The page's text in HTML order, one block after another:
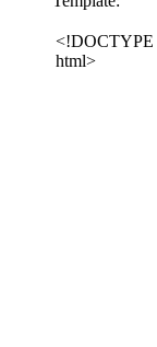
<!DOCTYPE
html>